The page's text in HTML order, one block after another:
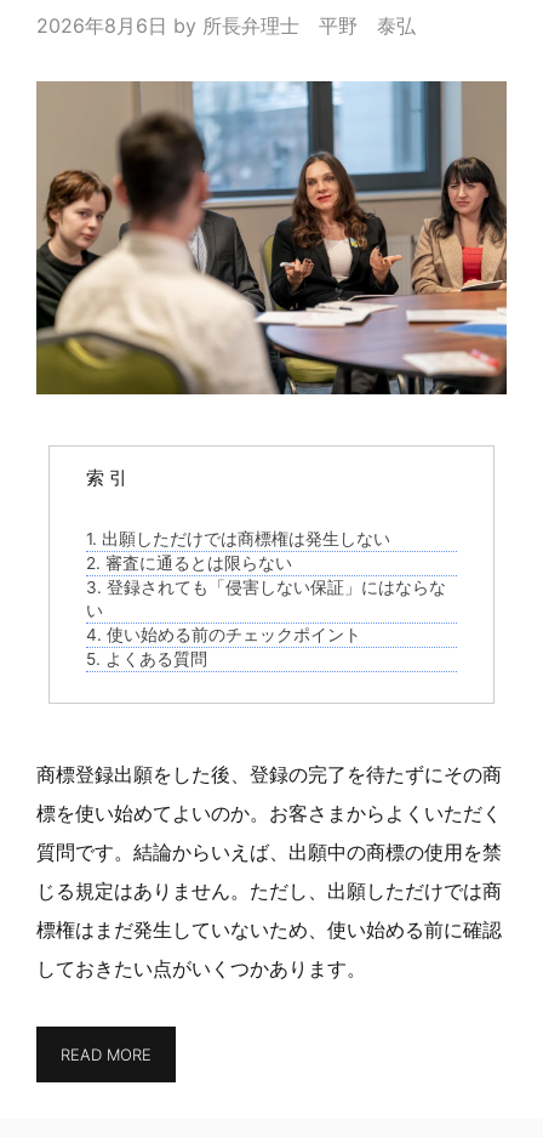
2026年8月6日 by 所長弁理士 平野 泰弘
索 引
1. 出願しただけでは商標権は発生しない
2. 審査に通るとは限らない
3. 登録されても「侵害しない保証」にはならな
い
4. 使い始める前のチェックポイント
5. よくある質問
商標登録出願をした後、登録の完了を待たずにその商
標を使い始めてよいのか。お客さまからよくいただく
質問です。結論からいえば、出願中の商標の使用を禁
じる規定はありません。ただし、出願しただけでは商
標権はまだ発生していないため、使い始める前に確認
しておきたい点がいくつかあります。
READ MORE